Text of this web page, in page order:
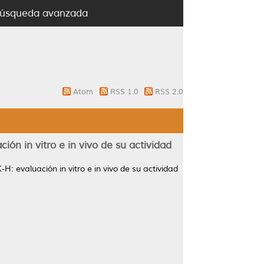
avanzada
Atom RSS 1.0 RSS 2.0
in vitro e in vivo de su actividad
evaluación in vitro e in vivo de su actividad